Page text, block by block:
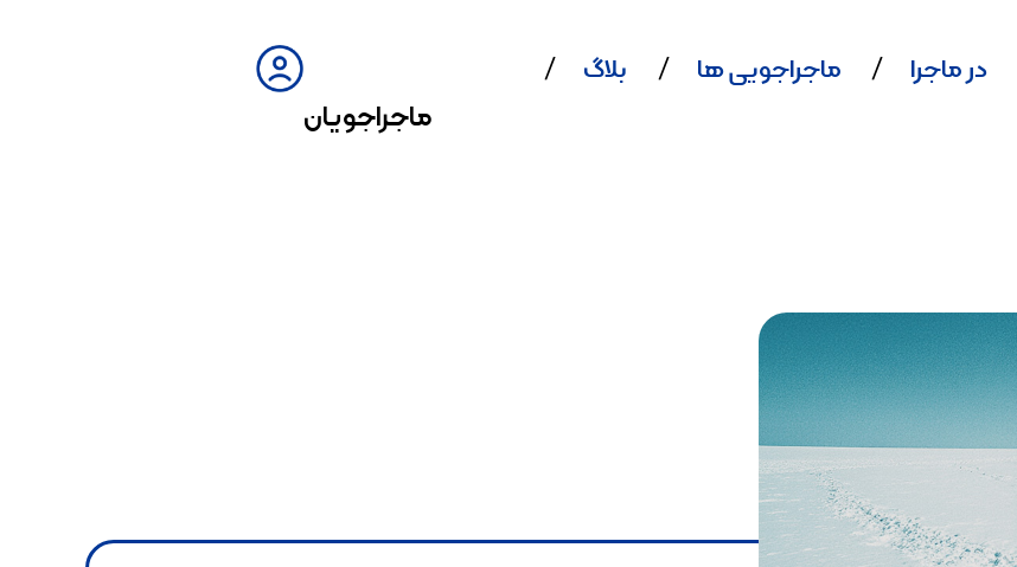
در ماجرا ماجراجویی ها
بلاگ
ماجراجویان